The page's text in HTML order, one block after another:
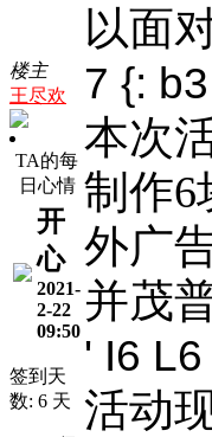
楼主
王尽欢
TA的每
日心情
开
心
2021-
2-22
09:50
签到天
数: 6 天
以面
7 {:
本次
制作6
外广
并茂
' I6
活动